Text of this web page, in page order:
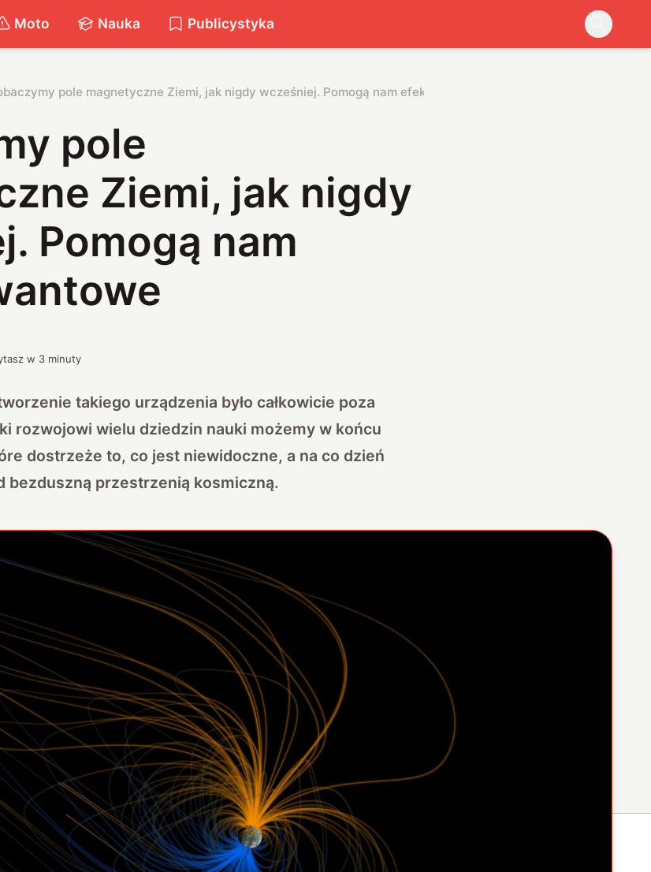
Moto Nauka Publicystyka
pole magnetyczne Ziemi, jak nigdy wcześniej. Pomogą nam efekty kwantowe
pole
Ziemi, jak nigdy
Pomogą nam
w 3 minuty
takiego urządzenia było całkowicie poza
rozwojowi wielu dziedzin nauki możemy w końcu
dostrzeże to, co jest niewidoczne, a na co dzień
bezduszną przestrzenią kosmiczną.